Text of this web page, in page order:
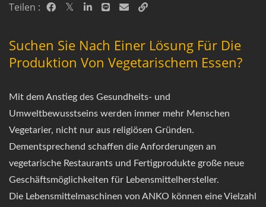
Teilen :
Suchen Sie Nach Einer Lösung Für Die
Produktion Von Vegetarischem Essen?
Mit dem Anstieg des Gesundheits- und
Umweltbewusstseins werden immer mehr Menschen
Vegetarier, nicht nur aus religiösen Gründen.
Dementsprechend schaffen die Anforderungen an
vegetarische Restaurants und Fertigprodukte große neue
Geschäftsmöglichkeiten für Lebensmittelhersteller.
Die Lebensmittelmaschinen von ANKO können eine Vielzahl